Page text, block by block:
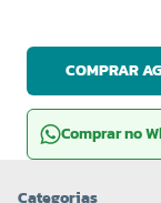
COMPRAR
Comprar no